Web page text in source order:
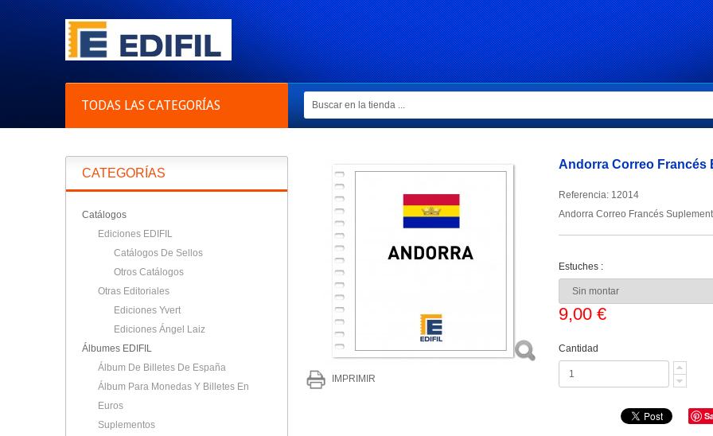
TODAS LAS CATEGORÍAS
CATEGORÍAS
Catálogos
Ediciones EDIFIL
Catálogos De Sellos
Otros Catálogos
Otras Editoriales
Ediciones Yvert
Ediciones Ángel Laiz
Álbumes EDIFIL
Álbum De Billetes De España
Álbum Para Monedas Y Billetes En
Euros
Suplementos
IMPRIMIR
Andorra Correo Francés
Referencia: 12014
Andorra Correo Francés
Estuches :
9,00 €
Cantidad